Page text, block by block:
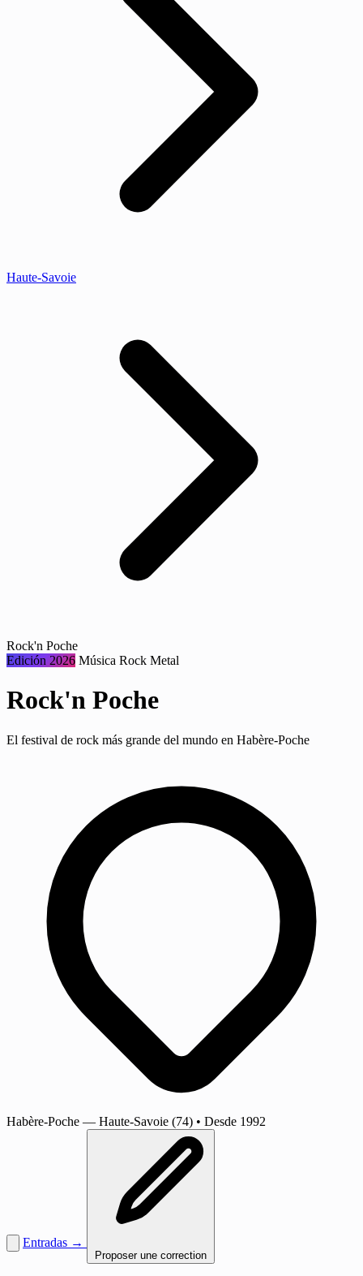
Haute-Savoie
Rock'n Poche
Edición 2026 Música Rock Metal
Rock'n Poche
El festival de rock más grande del mundo en Habère-Poche
Habère-Poche — Haute-Savoie (74) • Desde 1992
Entradas →
Proposer une correction